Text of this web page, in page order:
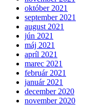
október 2021
september 2021
august 2021
jún 2021
máj 2021
apríl 2021
marec 2021
február 2021
január 2021
december 2020
november 2020